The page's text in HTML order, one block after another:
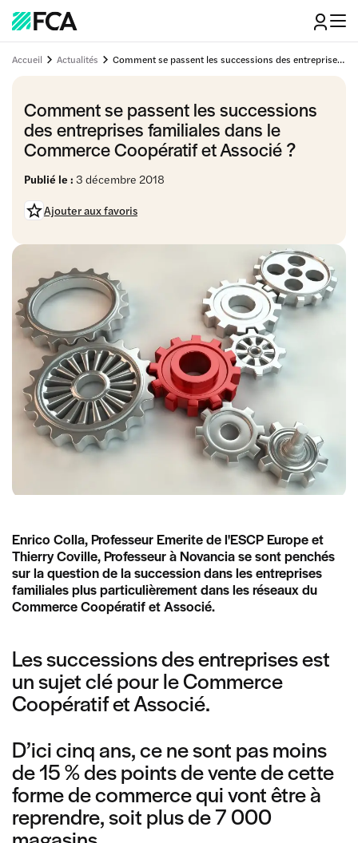
Accueil Actualités Comment se passent les successions des entreprises familiales dans le Commerce Coopératif et Associé ?
Comment se passent les successions
des entreprises familiales dans le
Commerce Coopératif et Associé ?
Publié le : 3 décembre 2018
Ajouter aux favoris
Enrico Colla, Professeur Emerite de l'ESCP Europe et
Thierry Coville, Professeur à Novancia se sont penchés
sur la question de la succession dans les entreprises
familiales plus particulièrement dans les réseaux du
Commerce Coopératif et Associé.
Les successions des entreprises est
un sujet clé pour le Commerce
Coopératif et Associé.
D’ici cinq ans, ce ne sont pas moins
de 15 % des points de vente de cette
forme de commerce qui vont être à
reprendre, soit plus de 7 000